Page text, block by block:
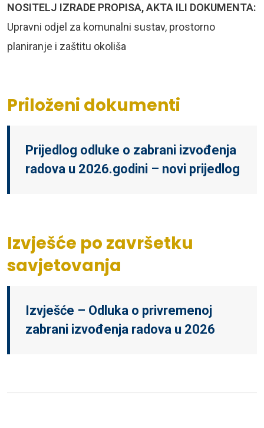
NOSITELJ IZRADE PROPISA, AKTA ILI DOKUMENTA:
Upravni odjel za komunalni sustav, prostorno
planiranje i zaštitu okoliša
Priloženi dokumenti
Prijedlog odluke o zabrani izvođenja
radova u 2026.godini – novi prijedlog
Izvješće po završetku
savjetovanja
Izvješće – Odluka o privremenoj
zabrani izvođenja radova u 2026